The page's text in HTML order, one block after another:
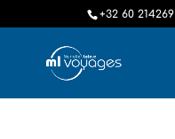
+32 60 214269